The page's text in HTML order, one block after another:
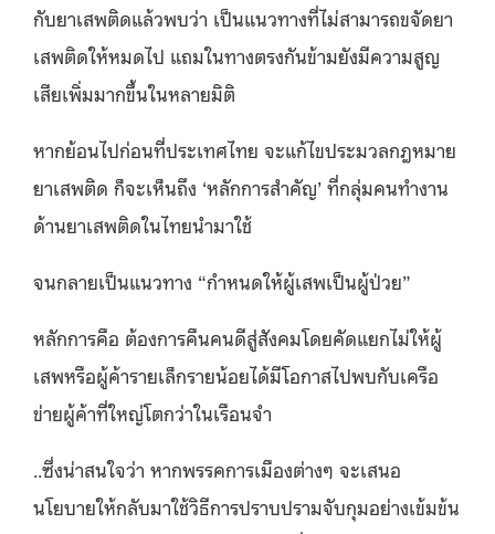
กับยาเสพติดแล้วพบว่า เป็นแนวทางที่ไม่สามารถขจัดยา
เสพติดให้หมดไป แถมในทางตรงกันข้ามยังมีความสูญ
เสียเพิ่มมากขึ้นในหลายมิติ
หากย้อนไปก่อนที่ประเทศไทย จะแก้ไขประมวลกฎหมาย
ยาเสพติด ก็จะเห็นถึง ‘หลักการสำคัญ’ ที่กลุ่มคนทำงาน
ด้านยาเสพติดในไทยนำมาใช้
จนกลายเป็นแนวทาง “กำหนดให้ผู้เสพเป็นผู้ป่วย”
หลักการคือ ต้องการคืนคนดีสู่สังคมโดยคัดแยกไม่ให้ผู้
เสพหรือผู้ค้ารายเล็กรายน้อยได้มีโอกาสไปพบกับเครือ
ข่ายผู้ค้าที่ใหญ่โตกว่าในเรือนจำ
..ซึ่งน่าสนใจว่า หากพรรคการเมืองต่างๆ จะเสนอ
นโยบายให้กลับมาใช้วิธีการปราบปรามจับกุมอย่างเข้มข้น